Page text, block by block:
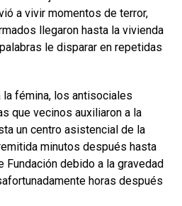
a vivir momentos de terror,
llegaron hasta la vivienda
le disparar en repetidas
la fémina, los antisociales
que vecinos auxiliaron a la
un centro asistencial de la
minutos después hasta
Fundación debido a la gravedad
horas después